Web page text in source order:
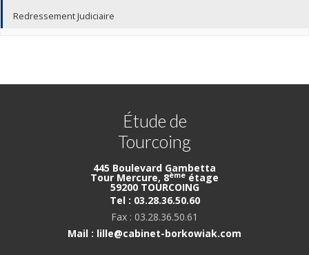
Redressement Judiciaire
Étude de
Tourcoing
445 Boulevard Gambetta
Tour Mercure, 8ème étage
59200 TOURCOING
Tel : 03.28.36.50.60
Fax : 03.28.36.50.61
Mail : lille@cabinet-borkowiak.com